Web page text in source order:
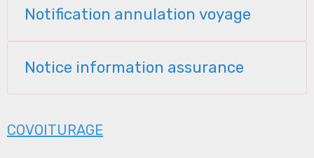
Notification annulation voyage
Notice information assurance
COVOITURAGE